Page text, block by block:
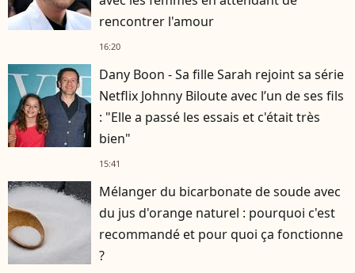
rencontrer l'amour
16:20
Dany Boon - Sa fille Sarah rejoint sa série
Netflix Johnny Biloute avec l’un de ses fils
: "Elle a passé les essais et c'était très
bien"
15:41
Mélanger du bicarbonate de soude avec
du jus d'orange naturel : pourquoi c'est
recommandé et pour quoi ça fonctionne
?